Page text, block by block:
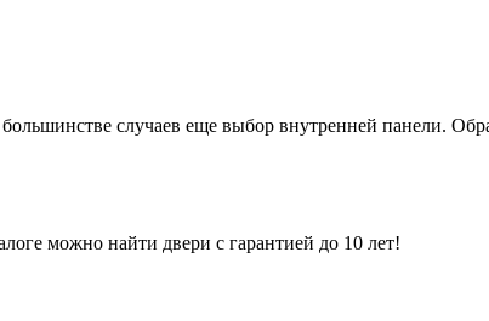
случаев еще выбор внутренней панели.
можно найти двери с гарантией до 10 лет!